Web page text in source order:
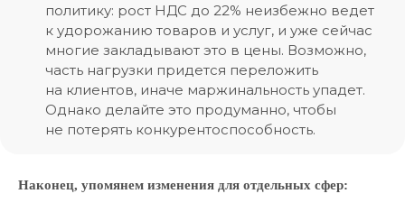
политику: рост НДС до 22% неизбежно ведет
к удорожанию товаров и услуг, и уже сейчас
многие закладывают это в цены. Возможно,
часть нагрузки придется переложить
на клиентов, иначе маржинальность упадет.
Однако делайте это продуманно, чтобы
не потерять конкурентоспособность.
Наконец, упомянем изменения для отдельных сфер: